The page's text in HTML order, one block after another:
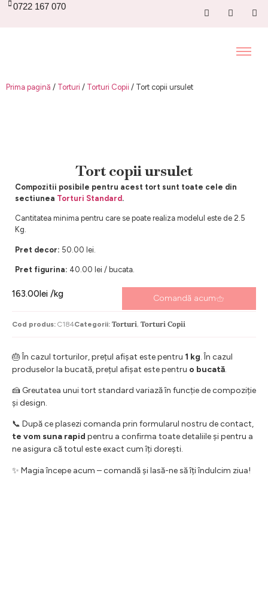
0722 167 070
Prima pagină / Torturi / Torturi Copii / Tort copii ursulet
Tort copii ursulet
Compozitii posibile pentru acest tort sunt toate cele din
sectiunea Torturi Standard .
Cantitatea minima pentru care se poate realiza modelul este de 2.5
Kg.
Pret decor: 50.00 lei.
Pret figurina: 40.00 lei / bucata.
163.00lei /kg Comandă acum
Cod produs: C184Categorii: Torturi, Torturi Copii
🎂 În cazul torturilor, prețul afișat este pentru 1 kg. În cazul
produselor la bucată, prețul afișat este pentru o bucată.
🍰 Greutatea unui tort standard variază în funcție de compoziție
și design.
📞 După ce plasezi comanda prin formularul nostru de contact,
te vom suna rapid pentru a confirma toate detaliile și pentru a
ne asigura că totul este exact cum îți dorești.
✨ Magia începe acum – comandă și lasă-ne să îți îndulcim ziua!